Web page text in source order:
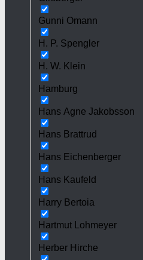
Gunni Omann
H. P. Spengler
H. W. Klein
Hamburg
Hans Agne Jakobsson
Hans Brattrud
Hans Eichenberger
Hans Kaufeld
Harry Bertoia
Hartmut Lohmeyer
Herber Hirche